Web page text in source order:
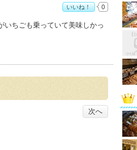
いちごも乗っていて美味しかっ
いいね！ 0
次へ